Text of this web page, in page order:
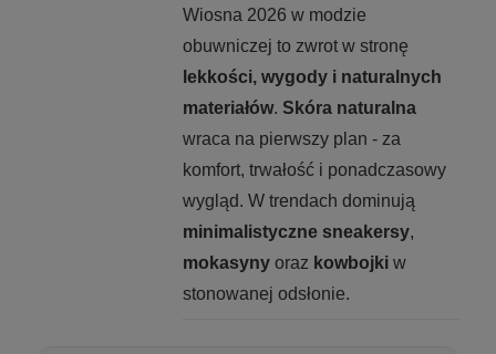
Wiosna 2026 w modzie
obuwniczej to zwrot w stronę
lekkości, wygody i naturalnych
materiałów. Skóra naturalna
wraca na pierwszy plan - za
komfort, trwałość i ponadczasowy
wygląd. W trendach dominują
minimalistyczne sneakersy,
mokasynyoraz kowbojkiw
stonowanej odsłonie.